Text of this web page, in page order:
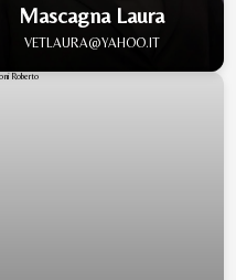
Mascagna Laura
VETLAURA@YAHOO.IT